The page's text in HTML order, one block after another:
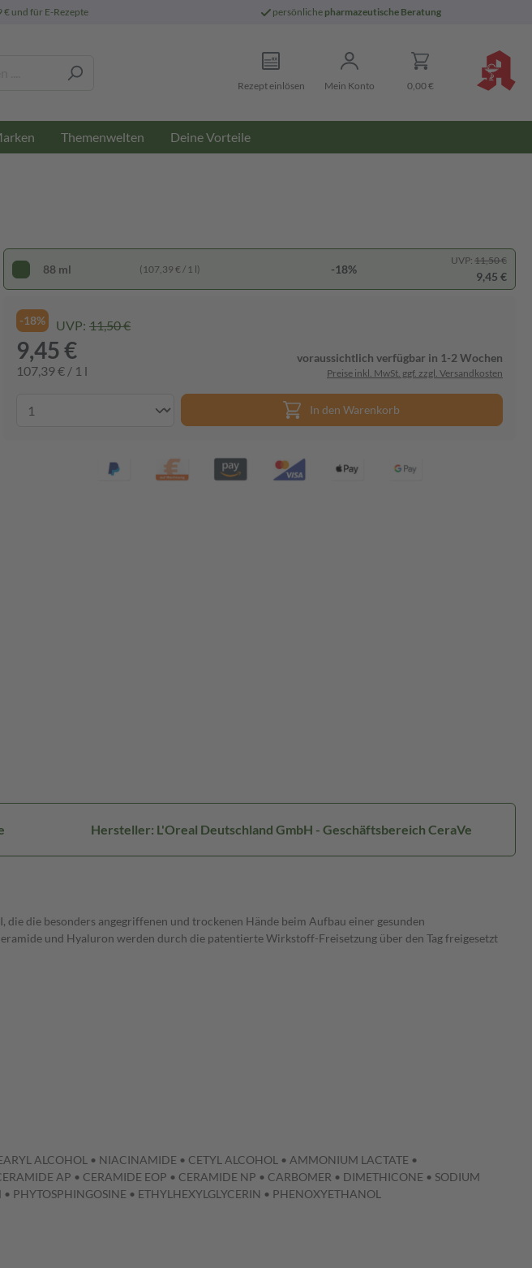
€ und für E-Rezepte persönliche pharmazeutische Beratung
Rezept einlösen Mein Konto 0,00 €
Themenwelten Deine Vorteile
88 ml (107,39 € / 1 l) -18%
UVP: 11,50 €
9,45 €
-18% UVP: 11,50 €
9,45 €
107,39 € / 1 l
voraussichtlich verfügbar in 1-2 Wochen
Preise inkl. MwSt. ggf. zzgl. Versandkosten
In den Warenkorb
Hersteller: L'Oreal Deutschland GmbH - Geschäftsbereich CeraVe
die besonders angegriffenen und trockenen Hände beim Aufbau einer gesunden
und Hyaluron werden durch die patentierte Wirkstoff-Freisetzung über den Tag freigesetzt
ALCOHOL • NIACINAMIDE • CETYL ALCOHOL • AMMONIUM LACTATE •
AP • CERAMIDE EOP • CERAMIDE NP • CARBOMER • DIMETHICONE • SODIUM
• ETHYLHEXYLGLYCERIN • PHENOXYETHANOL